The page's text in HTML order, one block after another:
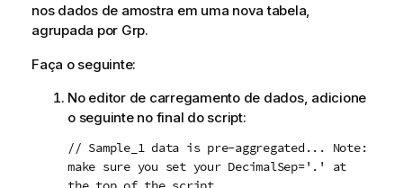
nos dados de amostra em uma nova tabela,
agrupada por Grp.
Faça o seguinte:
No editor de carregamento de dados, adicione
o seguinte no final do script:
// Sample_1 data is pre-aggregated... Note:
make sure you set your DecimalSep='.' at